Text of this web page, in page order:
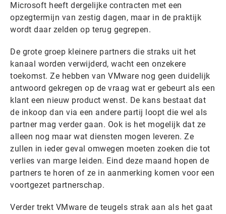
Microsoft heeft dergelijke contracten met een
opzegtermijn van zestig dagen, maar in de praktijk
wordt daar zelden op terug gegrepen.
De grote groep kleinere partners die straks uit het
kanaal worden verwijderd, wacht een onzekere
toekomst. Ze hebben van VMware nog geen duidelijk
antwoord gekregen op de vraag wat er gebeurt als een
klant een nieuw product wenst. De kans bestaat dat
de inkoop dan via een andere partij loopt die wel als
partner mag verder gaan. Ook is het mogelijk dat ze
alleen nog maar wat diensten mogen leveren. Ze
zullen in ieder geval omwegen moeten zoeken die tot
verlies van marge leiden. Eind deze maand hopen de
partners te horen of ze in aanmerking komen voor een
voortgezet partnerschap.
Verder trekt VMware de teugels strak aan als het gaat